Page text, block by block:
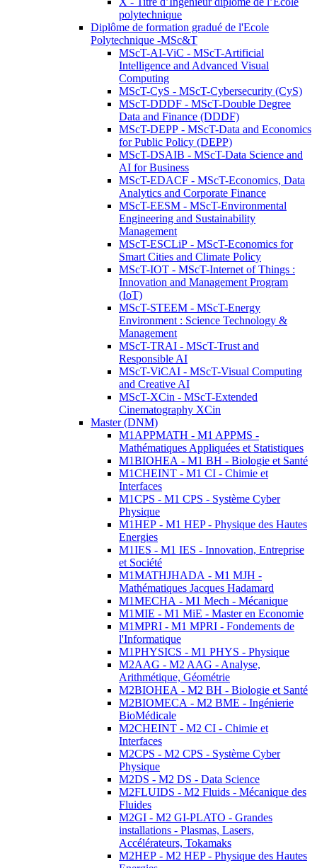
polytechnique
Diplôme de formation gradué de l'Ecole
Polytechnique -MSc&T
MScT-AI-ViC - MScT-Artificial
Intelligence and Advanced Visual
Computing
MScT-CyS - MScT-Cybersecurity (CyS)
MScT-DDDF - MScT-Double Degree
Data and Finance (DDDF)
MScT-DEPP - MScT-Data and Economics
for Public Policy (DEPP)
MScT-DSAIB - MScT-Data Science and
AI for Business
MScT-EDACF - MScT-Economics, Data
Analytics and Corporate Finance
MScT-EESM - MScT-Environmental
Engineering and Sustainability
Management
MScT-ESCLiP - MScT-Economics for
Smart Cities and Climate Policy
MScT-IOT - MScT-Internet of Things :
Innovation and Management Program
(IoT)
MScT-STEEM - MScT-Energy
Environment : Science Technology &
Management
MScT-TRAI - MScT-Trust and
Responsible AI
MScT-ViCAI - MScT-Visual Computing
and Creative AI
MScT-XCin - MScT-Extended
Cinematography XCin
Master (DNM)
M1APPMATH - M1 APPMS -
Mathématiques Appliquées et Statistiques
M1BIOHEA - M1 BH - Biologie et Santé
M1CHEINT - M1 CI - Chimie et
Interfaces
M1CPS - M1 CPS - Système Cyber
Physique
M1HEP - M1 HEP - Physique des Hautes
Energies
M1IES - M1 IES - Innovation, Entreprise
et Société
M1MATHJHADA - M1 MJH -
Mathématiques Jacques Hadamard
M1MECHA - M1 Mech - Mécanique
M1MIE - M1 MiE - Master en Economie
M1MPRI - M1 MPRI - Fondements de
l'Informatique
M1PHYSICS - M1 PHYS - Physique
M2AAG - M2 AAG - Analyse,
Arithmétique, Géométrie
M2BIOHEA - M2 BH - Biologie et Santé
M2BIOMECA - M2 BME - Ingénierie
BioMédicale
M2CHEINT - M2 CI - Chimie et
Interfaces
M2CPS - M2 CPS - Système Cyber
Physique
M2DS - M2 DS - Data Science
M2FLUIDS - M2 Fluids - Mécanique des
Fluides
M2GI - M2 GI-PLATO - Grandes
installations - Plasmas, Lasers,
Accélérateurs, Tokamaks
M2HEP - M2 HEP - Physique des Hautes